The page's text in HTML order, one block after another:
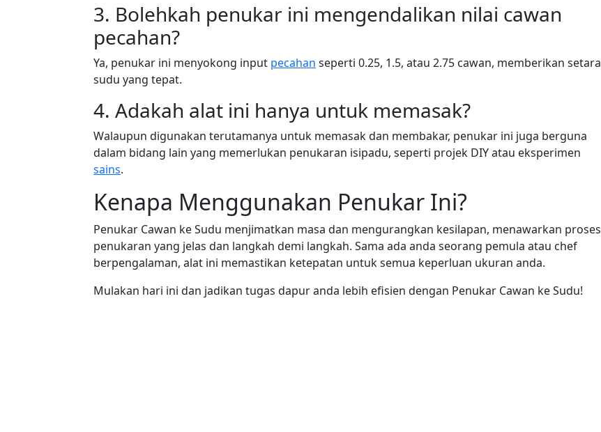
3. Bolehkah penukar ini mengendalikan nilai cawan
pecahan?
Ya, penukar ini menyokong input pecahan seperti 0.25, 1.5, atau 2.75 cawan, memberikan setara
sudu yang tepat.
4. Adakah alat ini hanya untuk memasak?
Walaupun digunakan terutamanya untuk memasak dan membakar, penukar ini juga berguna
dalam bidang lain yang memerlukan penukaran isipadu, seperti projek DIY atau eksperimen
sains.
Kenapa Menggunakan Penukar Ini?
Penukar Cawan ke Sudu menjimatkan masa dan mengurangkan kesilapan, menawarkan proses
penukaran yang jelas dan langkah demi langkah. Sama ada anda seorang pemula atau chef
berpengalaman, alat ini memastikan ketepatan untuk semua keperluan ukuran anda.
Mulakan hari ini dan jadikan tugas dapur anda lebih efisien dengan Penukar Cawan ke Sudu!